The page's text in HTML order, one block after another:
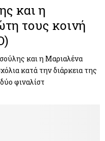
και η
τους κοινή
και η Μαριαλένα
κατά την διάρκεια της
φιναλίστ